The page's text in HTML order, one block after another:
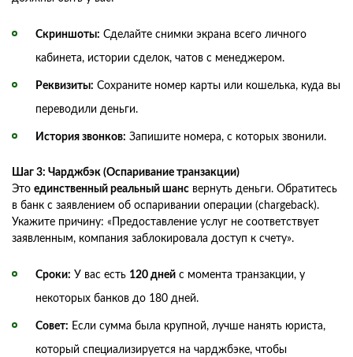
Скриншоты: Сделайте снимки экрана всего личного
кабинета, истории сделок, чатов с менеджером.
Реквизиты: Сохраните номер карты или кошелька, куда вы
переводили деньги.
История звонков: Запишите номера, с которых звонили.
Шаг 3: Чарджбэк (Оспаривание транзакции)
Это единственный реальный шанс вернуть деньги. Обратитесь
в банк с заявлением об оспаривании операции (chargeback).
Укажите причину: «Предоставление услуг не соответствует
заявленным, компания заблокировала доступ к счету».
Сроки: У вас есть 120 дней с момента транзакции, у
некоторых банков до 180 дней.
Совет: Если сумма была крупной, лучше нанять юриста,
который специализируется на чарджбэке, чтобы